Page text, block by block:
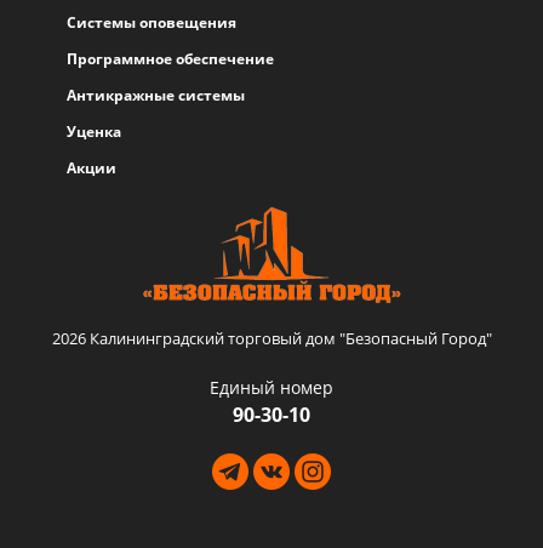
Системы оповещения
Программное обеспечение
Антикражные системы
Уценка
Акции
2026 Калининградский торговый дом "Безопасный Город"
Единый номер
90-30-10